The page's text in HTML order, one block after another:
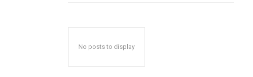
No posts to display